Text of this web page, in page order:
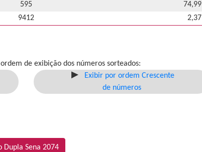
595
74,99
9412 2,37
de exibição dos números sorteados:
Exibir por ordem Crescente
de números
Dupla Sena 2074